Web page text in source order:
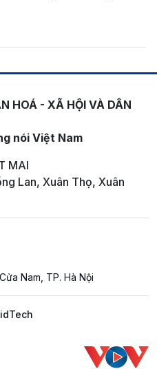
HOÁ - XÃ HỘI VÀ DÂN
nói Việt Nam
MAI
Lan, Xuân Thọ, Xuân
Nam, TP. Hà Nội